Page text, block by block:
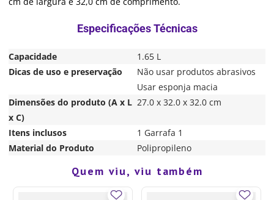
Capacidade
1.65 L
Dicas de uso e preservação
Não usar produtos abrasivos
Usar esponja macia
Dimensões do produto (A x L
x C)
27.0 x 32.0 x 32.0 cm
Itens inclusos
1 Garrafa 1
Material do Produto
Polipropileno
Quem viu, viu também